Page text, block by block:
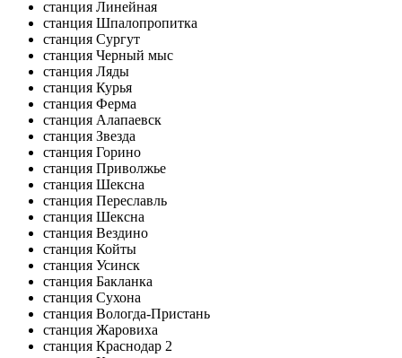
станция Линейная
станция Шпалопропитка
станция Сургут
станция Черный мыс
станция Ляды
станция Курья
станция Ферма
станция Алапаевск
станция Звезда
станция Горино
станция Приволжье
станция Шексна
станция Переславль
станция Шексна
станция Вездино
станция Койты
станция Усинск
станция Бакланка
станция Сухона
станция Вологда-Пристань
станция Жаровиха
станция Краснодар 2